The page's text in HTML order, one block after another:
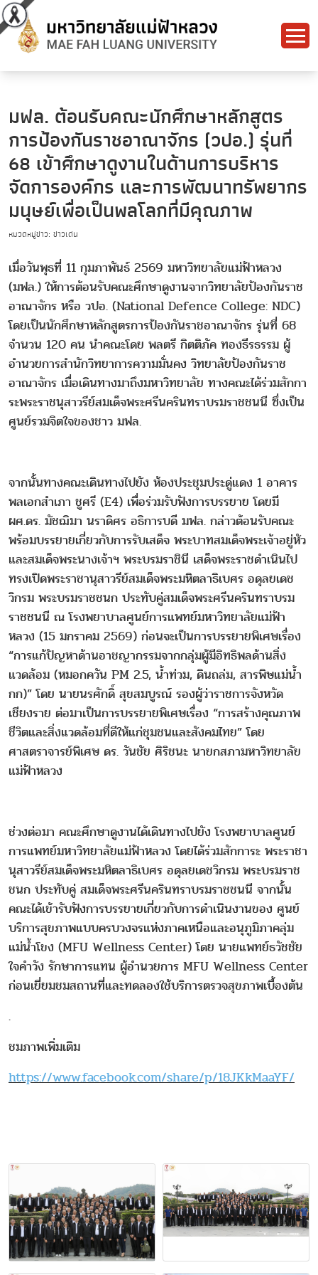
มฟล. ต้อนรับคณะนักศึกษาหลักสูตร
การป้องกันราชอาณาจักร (วปอ.) รุ่นที่
68 เข้าศึกษาดูงานในด้านการบริหาร
จัดการองค์กร และการพัฒนาทรัพยากร
มนุษย์เพื่อเป็นพลโลกที่มีคุณภาพ
หมวดหมู่ข่าว: ข่าวเด่น
เมื่อวันพุธที่ 11 กุมภาพันธ์ 2569 มหาวิทยาลัยแม่ฟ้าหลวง
(มฟล.) ให้การต้อนรับคณะศึกษาดูงานจากวิทยาลัยป้องกันราช
อาณาจักร หรือ วปอ. (National Defence College: NDC)
โดยเป็นนักศึกษาหลักสูตรการป้องกันราชอาณาจักร รุ่นที่ 68
จำนวน 120 คน นำคณะโดย พลตรี กิตติภัค ทองธีรธรรม ผู้
อำนวยการสำนักวิทยาการความมั่นคง วิทยาลัยป้องกันราช
อาณาจักร เมื่อเดินทางมาถึงมหาวิทยาลัย ทางคณะได้ร่วมสักกา
ระพระราชนุสาวรีย์สมเด็จพระศรีนครินทราบรมราชชนนี ซึ่งเป็น
ศูนย์รวมจิตใจของชาว มฟล.
จากนั้นทางคณะเดินทางไปยัง ห้องประชุมประดู่แดง 1 อาคาร
พลเอกสำเภา ชูศรี (E4) เพื่อร่วมรับฟังการบรรยาย โดยมี
ผศ.ดร. มัชฌิมา นราดิศร อธิการบดี มฟล. กล่าวต้อนรับคณะ
พร้อมบรรยายเกี่ยวกับการรับเสด็จ พระบาทสมเด็จพระเจ้าอยู่หัว
และสมเด็จพระนางเจ้าฯ พระบรมราชินี เสด็จพระราชดำเนินไป
ทรงเปิดพระราชานุสาวรีย์สมเด็จพระมหิตลาธิเบศร อดุลยเดช
วิกรม พระบรมราชชนก ประทับคู่สมเด็จพระศรีนครินทราบรม
ราชชนนี ณ โรงพยาบาลศูนย์การแพทย์มหาวิทยาลัยแม่ฟ้า
หลวง (15 มกราคม 2569) ก่อนจะเป็นการบรรยายพิเศษเรื่อง
“การแก้ปัญหาด้านอาชญากรรมจากกลุ่มผู้มีอิทธิพลด้านสิ่ง
แวดล้อม (หมอกควัน PM 2.5, น้ำท่วม, ดินถล่ม, สารพิษแม่น้ำ
กก)” โดย นายนรศักดิ์ สุขสมบูรณ์ รองผู้ว่าราชการจังหวัด
เชียงราย ต่อมาเป็นการบรรยายพิเศษเรื่อง “การสร้างคุณภาพ
ชีวิตและสิ่งแวดล้อมที่ดีให้แก่ชุมชนและสังคมไทย” โดย
ศาสตราจารย์พิเศษ ดร. วันชัย ศิริชนะ นายกสภามหาวิทยาลัย
แม่ฟ้าหลวง
ช่วงต่อมา คณะศึกษาดูงานได้เดินทางไปยัง โรงพยาบาลศูนย์
การแพทย์มหาวิทยาลัยแม่ฟ้าหลวง โดยได้ร่วมสักการะ พระราชา
นุสาวรีย์สมเด็จพระมหิตลาธิเบศร อดุลยเดชวิกรม พระบรมราช
ชนก ประทับคู่ สมเด็จพระศรีนครินทราบรมราชชนนี จากนั้น
คณะได้เข้ารับฟังการบรรยายเกี่ยวกับการดำเนินงานของ ศูนย์
บริการสุขภาพแบบครบวงจรแห่งภาคเหนือและอนุภูมิภาคลุ่ม
แม่น้ำโขง (MFU Wellness Center) โดย นายแพทย์ธวัชชัย
ใจคำวัง รักษาการแทน ผู้อำนวยการ MFU Wellness Center
ก่อนเยี่ยมชมสถานที่และทดลองใช้บริการตรวจสุขภาพเบื้องต้น
.
ชมภาพเพิ่มเติม
https://www.facebook.com/share/p/18JKkMaaYF/